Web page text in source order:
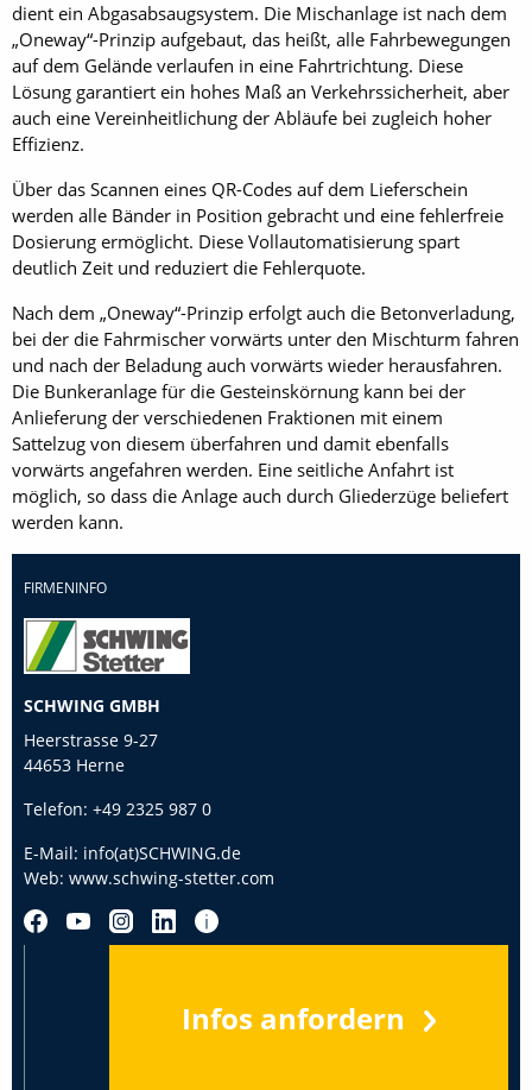
dient ein Abgasabsaugsystem. Die Mischanlage ist nach dem
„Oneway“-Prinzip aufgebaut, das heißt, alle Fahrbewegungen
auf dem Gelände verlaufen in eine Fahrtrichtung. Diese
Lösung garantiert ein hohes Maß an Verkehrssicherheit, aber
auch eine Vereinheitlichung der Abläufe bei zugleich hoher
Effizienz.
Über das Scannen eines QR-Codes auf dem Lieferschein
werden alle Bänder in Position gebracht und eine fehlerfreie
Dosierung ermöglicht. Diese Vollautomatisierung spart
deutlich Zeit und reduziert die Fehlerquote.
Nach dem „Oneway“-Prinzip erfolgt auch die Betonverladung,
bei der die Fahrmischer vorwärts unter den Mischturm fahren
und nach der Beladung auch vorwärts wieder herausfahren.
Die Bunkeranlage für die Gesteinskörnung kann bei der
Anlieferung der verschiedenen Fraktionen mit einem
Sattelzug von diesem überfahren und damit ebenfalls
vorwärts angefahren werden. Eine seitliche Anfahrt ist
möglich, so dass die Anlage auch durch Gliederzüge beliefert
werden kann.
FIRMENINFO
SCHWING GMBH
Heerstrasse 9-27
44653 Herne
Telefon: +49 2325 987 0
E-Mail: info(at)SCHWING.de
Web: www.schwing-stetter.com
Infos anfordern